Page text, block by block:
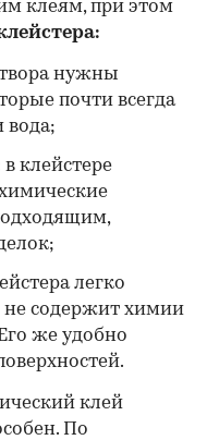
клеям, при этом
нужны
почти всегда
вода;
в клейстере
легко
не содержит химии
же удобно
клей
По